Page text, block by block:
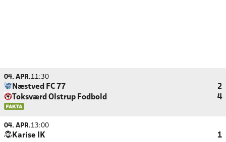
04. APR.11:30
Næstved FC 77
2
Toksværd Olstrup Fodbold
4
04. APR.13:00
Karise IK
1